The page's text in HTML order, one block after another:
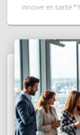
innover en santé